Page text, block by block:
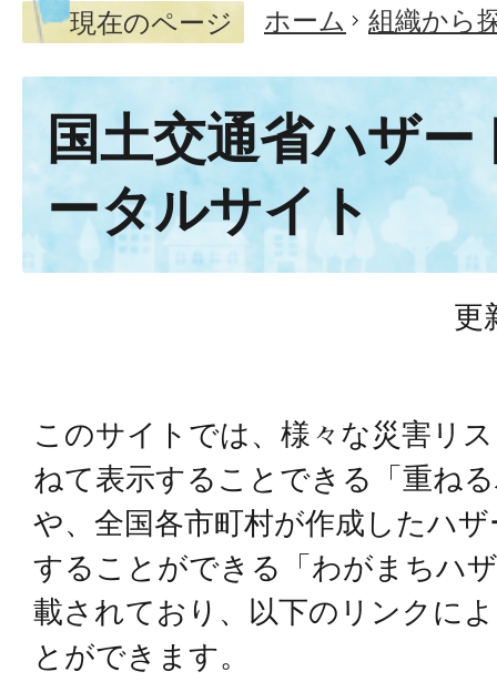
現在のページ ホーム 組織から
国土交通省ハザ
ータルサイト
更
このサイトでは、様々な災害リ
ねて表示することできる「重ね
や、全国各市町村が作成したハ
することができる「わがまちハ
載されており、以下のリンクに
とができます。